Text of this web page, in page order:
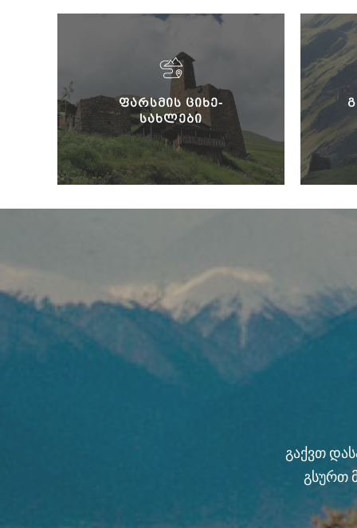
ᲤᲐᲠᲡᲛᲘᲡ ᲪᲘᲮᲔ-
ᲡᲐᲮᲚᲔᲑᲘ
გაქვთ
გსურთ